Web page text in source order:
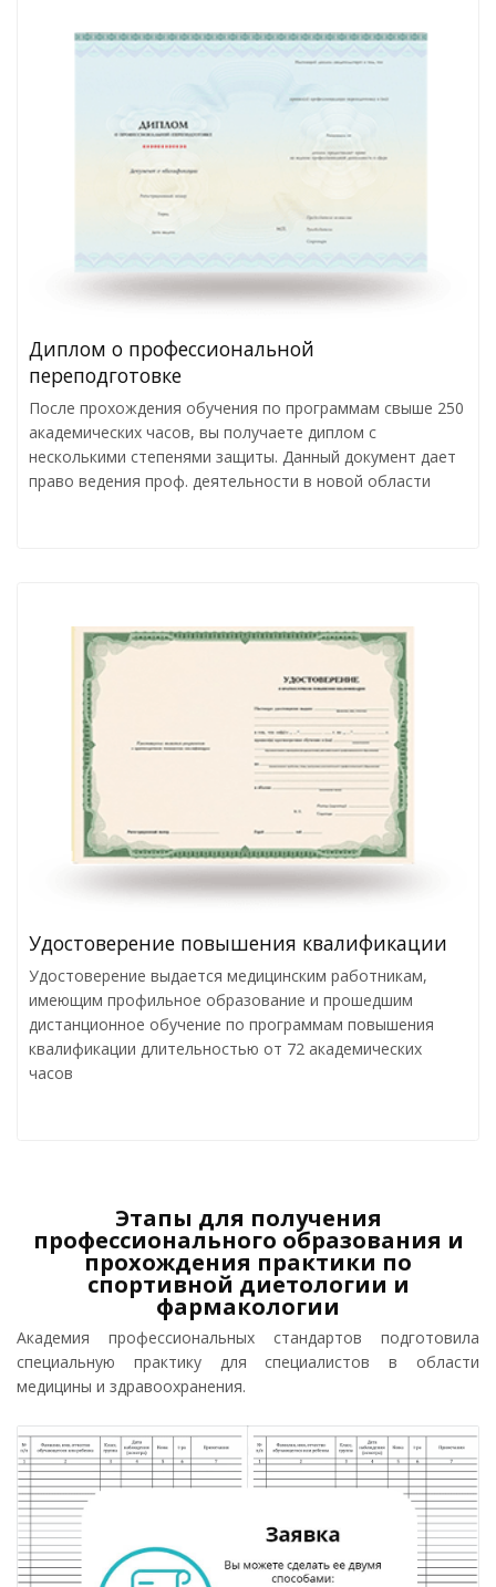
Диплом о профессиональной
переподготовке
После прохождения обучения по программам свыше 250
академических часов, вы получаете диплом с
несколькими степенями защиты. Данный документ дает
право ведения проф. деятельности в новой области
Удостоверение повышения квалификации
Удостоверение выдается медицинским работникам,
имеющим профильное образование и прошедшим
дистанционное обучение по программам повышения
квалификации длительностью от 72 академических
часов
Этапы для получения
профессионального образования и
прохождения практики по
спортивной диетологии и
фармакологии
Академия профессиональных стандартов подготовила
специальную практику для специалистов в области
медицины и здравоохранения.